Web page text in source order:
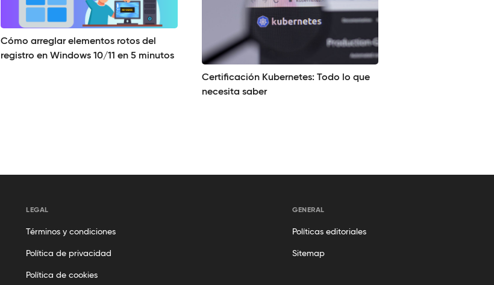
Cómo arreglar elementos rotos del
registro en Windows 10/11 en 5 minutos
Certificación Kubernetes: Todo lo que
necesita saber
LEGAL
Términos y condiciones
Política de privacidad
Política de cookies
GENERAL
Políticas editoriales
Sitemap